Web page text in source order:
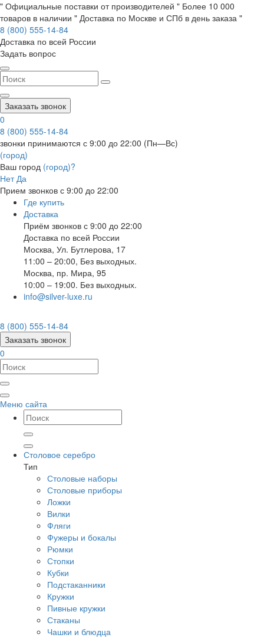
" Официальные поставки от производителей " Более 10 000
товаров в наличии " Доставка по Москве и СПб в день заказа "
8 (800) 555-14-84
Доставка по всей России
Задать вопрос
Заказать звонок
0
8 (800) 555-14-84
звонки принимаются с 9:00 до 22:00 (Пн—Вс)
(город)
Ваш город (город)?
Нет Да
Прием звонков с 9:00 до 22:00
Где купить
Доставка
Приём звонков с 9:00 до 22:00
Доставка по всей России
Москва, Ул. Бутлерова, 17
11:00 – 20:00, Без выходных.
Москва, пр. Мира, 95
10:00 – 19:00. Без выходных.
info@silver-luxe.ru
8 (800) 555-14-84
Заказать звонок
0
Меню сайта
Столовое серебро
Тип
Столовые наборы
Столовые приборы
Ложки
Вилки
Фляги
Фужеры и бокалы
Рюмки
Стопки
Кубки
Подстаканники
Кружки
Пивные кружки
Стаканы
Чашки и блюдца